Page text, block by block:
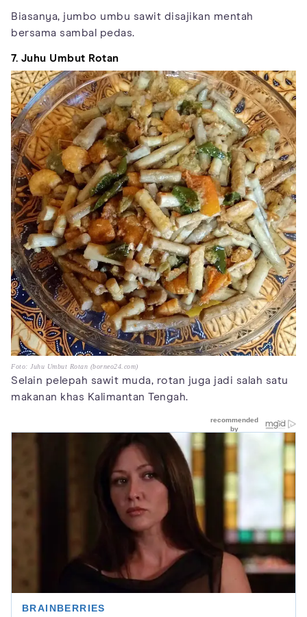
Biasanya, jumbo umbu sawit disajikan mentah
bersama sambal pedas.
7. Juhu Umbut Rotan
Foto: Juhu Umbut Rotan (borneo24.com)
Selain pelepah sawit muda, rotan juga jadi salah satu
makanan khas Kalimantan Tengah.